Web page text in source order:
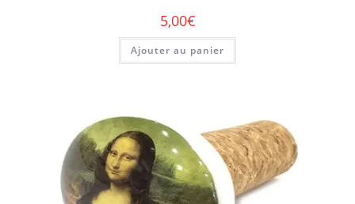
5,00€
Ajouter au panier